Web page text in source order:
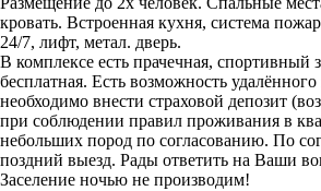
кровать. Встроенная кухня, система
24/7, лифт, метал. дверь.
В комплексе есть прачечная, спортивный
бесплатная. Есть возможность удалённого
необходимо внести страховой депозит
при соблюдении правил проживания в
небольших пород по согласованию. По
поздний выезд. Рады ответить на Ваши
Заселение ночью не производим!